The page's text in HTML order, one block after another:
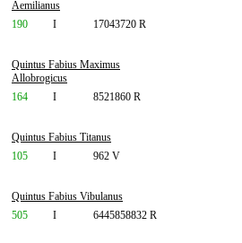
Aemilianus
190
I 17043720 R
Quintus Fabius Maximus
Allobrogicus
164
I 8521860 R
Quintus Fabius Titanus
105
I 962 V
Quintus Fabius Vibulanus
505
I 6445858832 R